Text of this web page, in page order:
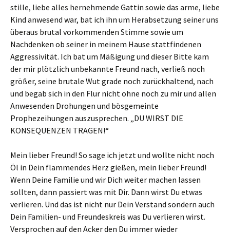
stille, liebe alles hernehmende Gattin sowie das arme, liebe
Kind anwesend war, bat ich ihn um Herabsetzung seiner uns
überaus brutal vorkommenden Stimme sowie um
Nachdenken ob seiner in meinem Hause stattfindenen
Aggressivität. Ich bat um Mäßigung und dieser Bitte kam
der mir plötzlich unbekannte Freund nach, verließ noch
größer, seine brutale Wut grade noch zurückhaltend, nach
und begab sich in den Flur nicht ohne noch zu mir und allen
Anwesenden Drohungen und bösgemeinte
Prophezeihungen auszusprechen. „DU WIRST DIE
KONSEQUENZEN TRAGEN!“
Mein lieber Freund! So sage ich jetzt und wollte nicht noch
Öl in Dein flammendes Herz gießen, mein lieber Freund!
Wenn Deine Familie und wir Dich weiter machen lassen
sollten, dann passiert was mit Dir. Dann wirst Du etwas
verlieren. Und das ist nicht nur Dein Verstand sondern auch
Dein Familien- und Freundeskreis was Du verlieren wirst.
Versprochen auf den Acker den Du immer wieder